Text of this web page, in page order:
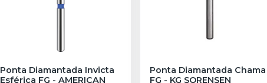
Ponta Diamantada Invicta
Esférica FG -AMERICAN
Ponta Diamantada Chama
FG - KG SORENSEN